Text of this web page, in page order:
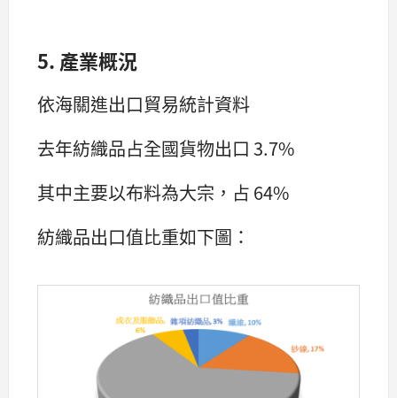
5. 產業概況
依海關進出口貿易統計資料
去年紡織品占全國貨物出口 3.7%
其中主要以布料為大宗，占 64%
紡織品出口值比重如下圖：